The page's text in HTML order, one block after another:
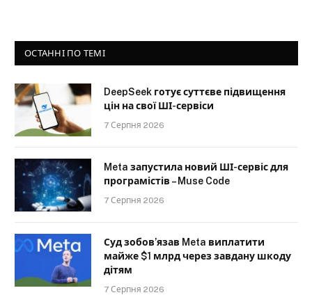
ОСТАННІ ПО ТЕМІ
DeepSeek готує суттєве підвищення
цін на свої ШІ-сервіси
7 Серпня 2026
Meta запустила новий ШІ-сервіс для
програмістів – Muse Code
7 Серпня 2026
Суд зобов’язав Meta виплатити
майже $1 млрд через завдану шкоду
дітям
7 Серпня 2026